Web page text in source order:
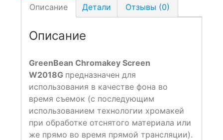
Описание Детали Отзывы (0)
Описание
GreenBean Chromakey Screen
W2018G предназначен для
использования в качестве фона во
время съемок (с последующим
использованием технологии хромакей
при обработке отснятого материала или
же прямо во время прямой трансляции).